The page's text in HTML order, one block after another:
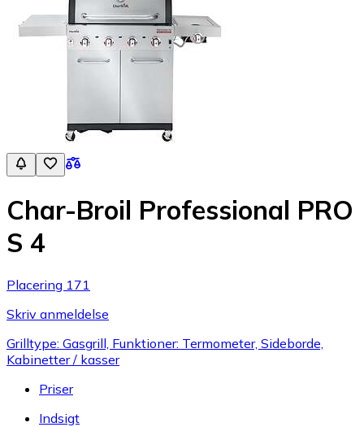
Char-Broil Professional PRO
S 4
Placering 171
Skriv anmeldelse
Grilltype: Gasgrill, Funktioner: Termometer, Sideborde,
Kabinetter / kasser
Priser
Indsigt